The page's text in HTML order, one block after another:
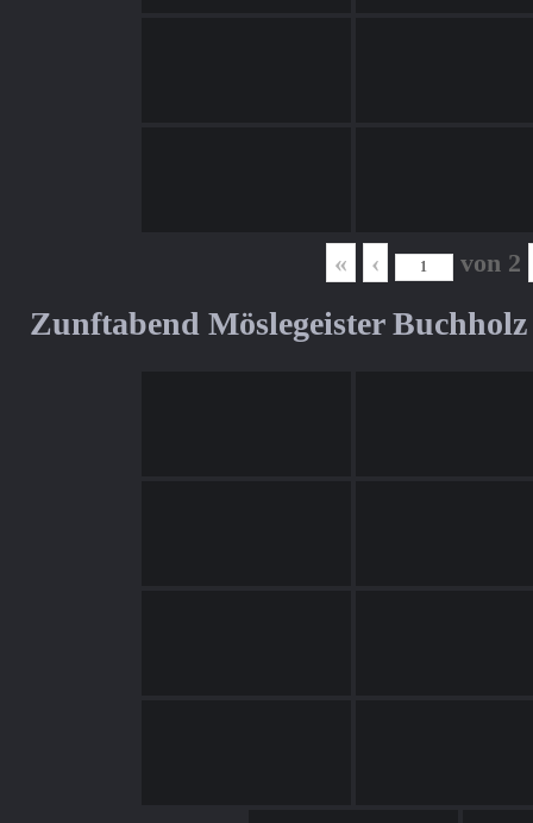
« ‹ von 2
Zunftabend Möslegeister Buchholz